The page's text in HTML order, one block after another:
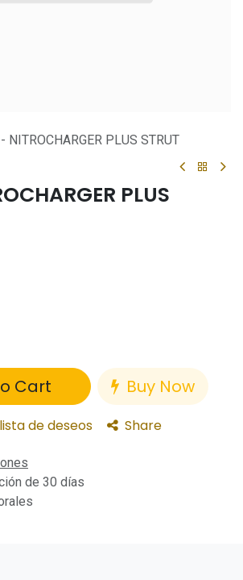
NITROCHARGER PLUS STRUT
PLUS
Cart Buy Now
de deseos Share
de 30 días